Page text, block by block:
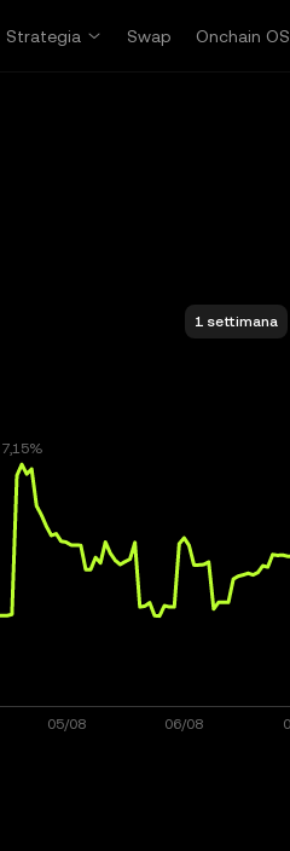
Strategia Swap Onchain OS
1 settimana